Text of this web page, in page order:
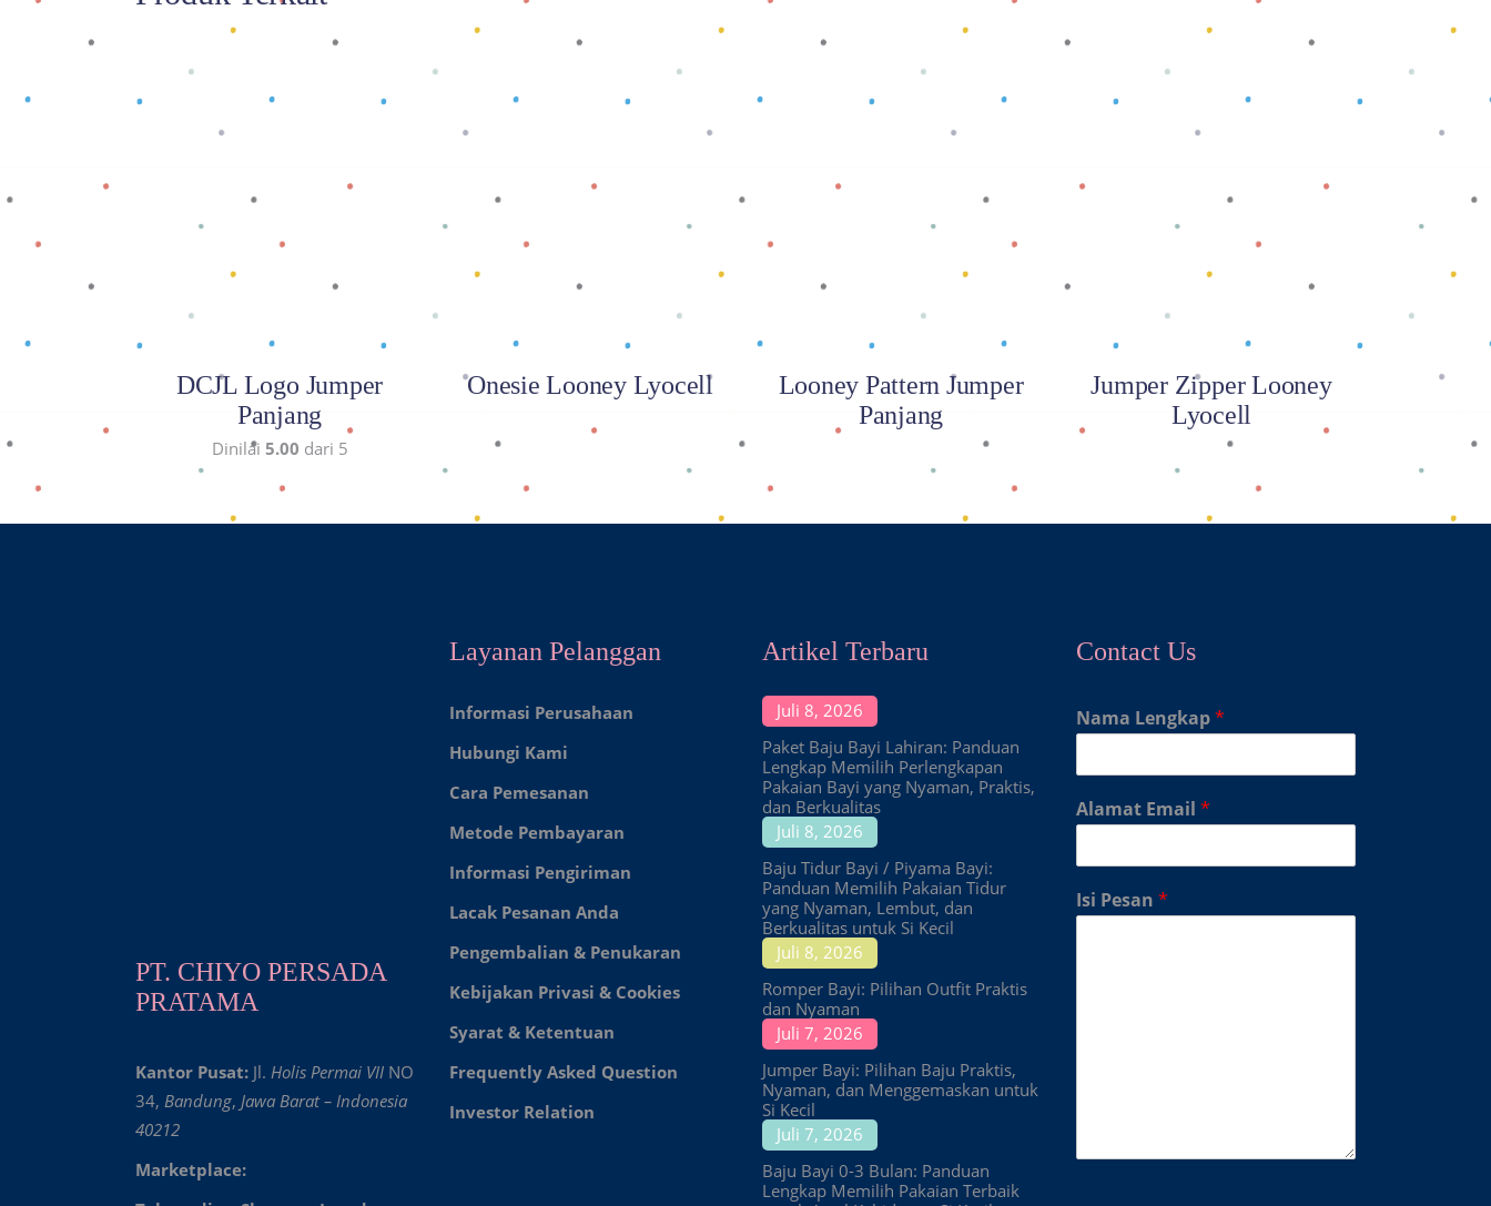
Baca selengkapnya
DCJL Logo Jumper
Panjang
Dinilai 5.00 dari 5
Onesie Looney Lyocell
Baca selengkapnya
Looney Pattern Jumper
Panjang
Baca selengkapnya
Jumper Zipper Looney
Lyocell
PT. CHIYO PERSADA
PRATAMA
Kantor Pusat: Jl. Holis Permai VII NO
34, Bandung, Jawa Barat – Indonesia
40212
Marketplace:
Layanan Pelanggan
Informasi Perusahaan
Hubungi Kami
Cara Pemesanan
Metode Pembayaran
Informasi Pengiriman
Lacak Pesanan Anda
Pengembalian & Penukaran
Kebijakan Privasi & Cookies
Syarat & Ketentuan
Frequently Asked Question
Investor Relation
Artikel Terbaru
Juli 8, 2026
Paket Baju Bayi Lahiran: Panduan
Lengkap Memilih Perlengkapan
Pakaian Bayi yang Nyaman, Praktis,
dan Berkualitas
Juli 8, 2026
Baju Tidur Bayi / Piyama Bayi:
Panduan Memilih Pakaian Tidur
yang Nyaman, Lembut, dan
Berkualitas untuk Si Kecil
Juli 8, 2026
Romper Bayi: Pilihan Outfit Praktis
dan Nyaman
Juli 7, 2026
Jumper Bayi: Pilihan Baju Praktis,
Nyaman, dan Menggemaskan untuk
Si Kecil
Juli 7, 2026
Baju Bayi 0-3 Bulan: Panduan
Lengkap Memilih Pakaian Terbaik
Contact Us
Nama Lengkap*
Alamat Email *
Isi Pesan *